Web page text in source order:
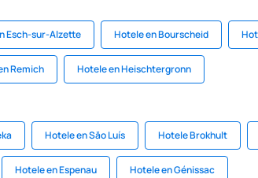
Esch-sur-Alzette Hotele en Bourscheid
Remich Hotele en Heischtergronn
Hotele en Săo Luís Hotele Brokhult
Hotele en Espenau Hotele en Génissac